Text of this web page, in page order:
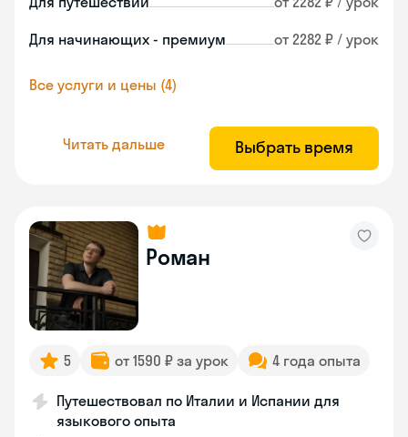
Для начинающих - премиум от 2282 ₽ / урок
Все услуги и цены (4)
Читать дальше Выбрать время
Роман
5 от 1590 ₽ за урок 4 года опыта
Путешествовал по Италии и Испании для
языкового опыта